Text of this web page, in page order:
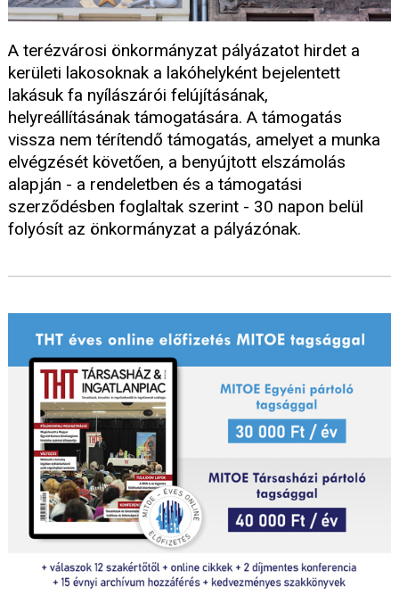
A terézvárosi önkormányzat pályázatot hirdet a
kerületi lakosoknak a lakóhelyként bejelentett
lakásuk fa nyílászárói felújításának,
helyreállításának támogatására. A támogatás
vissza nem térítendő támogatás, amelyet a munka
elvégzését követően, a benyújtott elszámolás
alapján - a rendeletben és a támogatási
szerződésben foglaltak szerint - 30 napon belül
folyósít az önkormányzat a pályázónak.